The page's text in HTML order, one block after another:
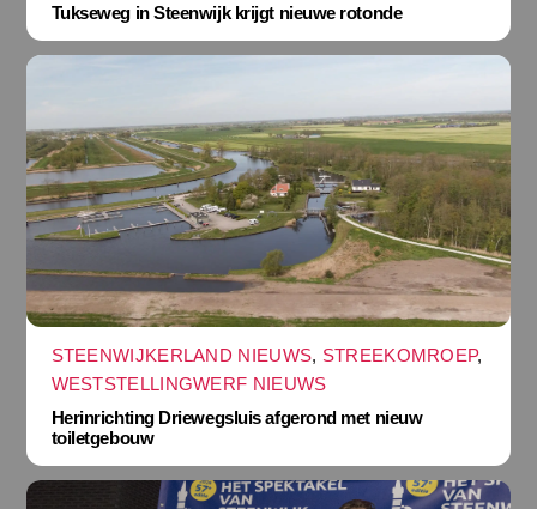
Tukseweg in Steenwijk krijgt nieuwe rotonde
STEENWIJKERLAND NIEUWS, STREEKOMROEP,
WESTSTELLINGWERF NIEUWS
Herinrichting Driewegsluis afgerond met nieuw
toiletgebouw